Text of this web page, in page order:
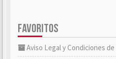
FAVORITOS
Aviso Legal y Condiciones de